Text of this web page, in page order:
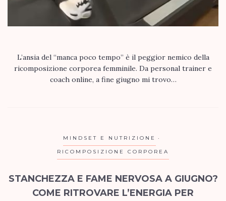
L’ansia del “manca poco tempo” è il peggior nemico della
ricomposizione corporea femminile. Da personal trainer e
coach online, a fine giugno mi trovo…
MINDSET E NUTRIZIONE
RICOMPOSIZIONE CORPOREA
STANCHEZZA E FAME NERVOSA A GIUGNO?
COME RITROVARE L’ENERGIA PER